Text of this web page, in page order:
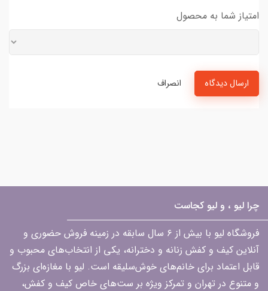
امتیاز شما به محصول
ارسال دیدگاه انصراف
چرا لیو ، و لیو کجاست
فروشگاه لیو با بیش از ۶ سال سابقه در زمینه فروش حضوری و
آنلاین کیف و کفش زنانه و دخترانه، یکی از انتخاب‌های محبوب و
قابل اعتماد برای خانم‌های خوش‌سلیقه است. لیو با مغازه‌ای بزرگ
و متنوع در تهران و تمرکز ویژه بر ست‌های خاص کیف و کفش،